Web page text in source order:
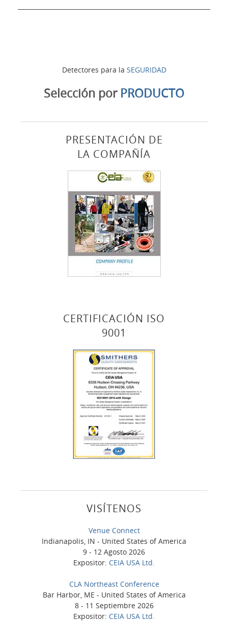
Detectores para la SEGURIDAD
Selección por PRODUCTO
PRESENTACIÓN DE
LA COMPAÑÍA
CERTIFICACIÓN ISO
9001
VISÍTENOS
Venue Connect
Indianapolis, IN - United States of America
9 - 12 Agosto 2026
Expositor: CEIA USA Ltd.
CLA Northeast Conference
Bar Harbor, ME - United States of America
8 - 11 Septiembre 2026
Expositor: CEIA USA Ltd.